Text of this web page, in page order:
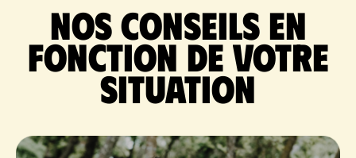
Nos conseils en
fonction de votre
situation